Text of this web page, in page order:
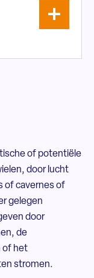
of potentiële
door lucht
of cavernes of
gelegen
door
de
of het
stromen.